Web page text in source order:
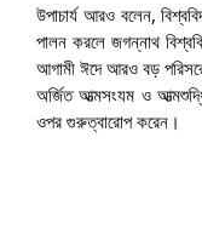
উপাচার্য আরও বলেন,
পালন করলে জগন্নাথ
আগামী ঈদে আরও বড়
অর্জিত আত্মসংযম ও
ওপর গুরুত্বারোপ করেন।